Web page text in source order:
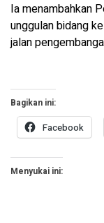
Ia menambahkan
unggulan bidang
jalan
Bagikan ini:
Facebook
Menyukai ini: